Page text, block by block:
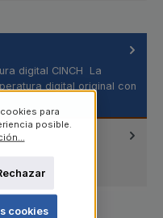
digital CINCH La
digital original con
para
posible.
cookies